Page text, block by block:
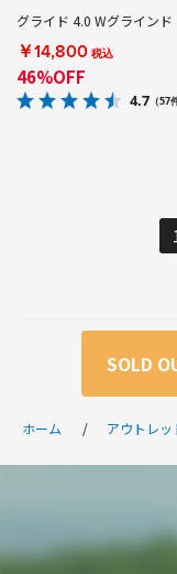
グライド 4.0 Wグラインド
￥14,800 税込
46%OFF
4.7 （57
SOLD
ホーム アウトレ